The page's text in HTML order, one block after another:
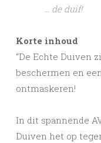
… de duif!
Korte inhoud
“De Echte Duiven
beschermen en
ontmaskeren!
In dit spannende
Duiven het op